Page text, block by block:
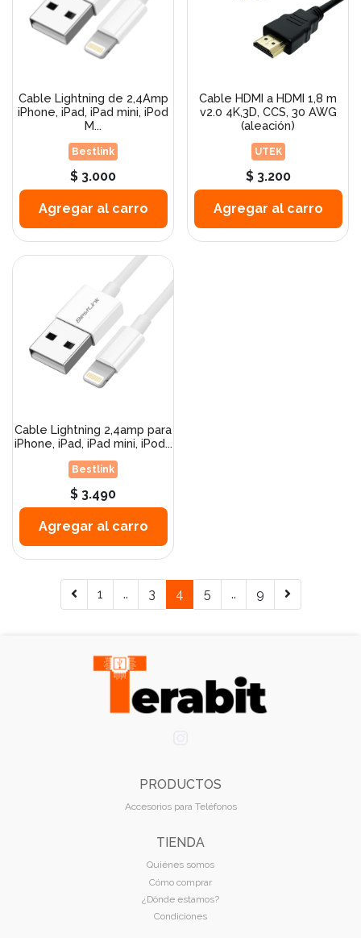
Cable Lightning de 2,4Amp
iPhone, iPad, iPad mini, iPod
M...
Bestlink
$ 3.000
Agregar al carro
Cable HDMI a HDMI 1,8 m
v2.0 4K,3D, CCS, 30 AWG
(aleación)
UTEK
$ 3.200
Agregar al carro
Cable Lightning 2,4amp para
iPhone, iPad, iPad mini, iPod...
Bestlink
$ 3.490
Agregar al carro
1 .. 3 4 5 .. 9
PRODUCTOS
Accesorios para Teléfonos
TIENDA
Quiénes somos
Cómo comprar
¿Dónde estamos?
Condiciones